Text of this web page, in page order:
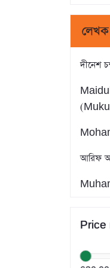
লেখক
দীনেশ
আরিফ
Dr.
Price